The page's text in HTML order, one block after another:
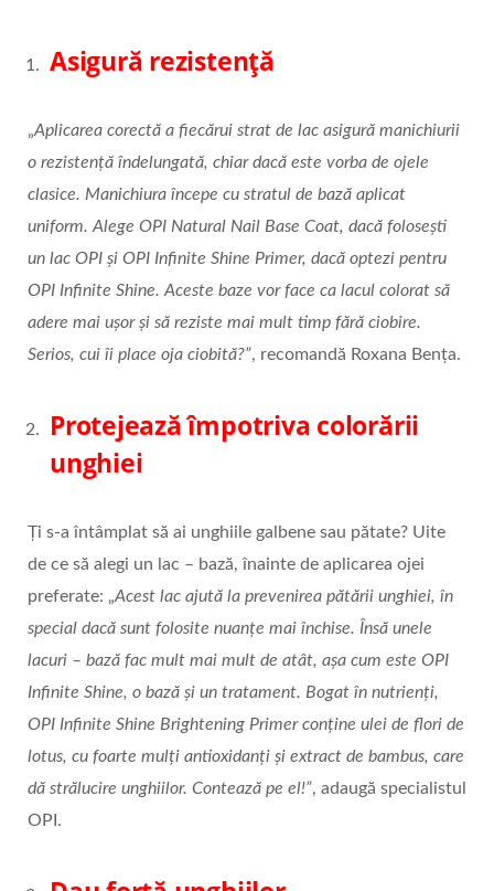
Asigură rezistență
„Aplicarea corectă a fiecărui strat de lac asigură manichiurii
o rezistență îndelungată, chiar dacă este vorba de ojele
clasice. Manichiura începe cu stratul de bază aplicat
uniform. Alege OPI Natural Nail Base Coat, dacă folosești
un lac OPI și OPI Infinite Shine Primer, dacă optezi pentru
OPI Infinite Shine. Aceste baze vor face ca lacul colorat să
adere mai ușor și să reziste mai mult timp fără ciobire.
Serios, cui îi place oja ciobită?”, recomandă Roxana Bența.
Protejează împotriva colorării
unghiei
Ți s-a întâmplat să ai unghiile galbene sau pătate? Uite
de ce să alegi un lac – bază, înainte de aplicarea ojei
preferate: „Acest lac ajută la prevenirea pătării unghiei, în
special dacă sunt folosite nuanțe mai închise. Însă unele
lacuri – bază fac mult mai mult de atât, așa cum este OPI
Infinite Shine, o bază și un tratament. Bogat în nutrienți,
OPI Infinite Shine Brightening Primer conține ulei de flori de
lotus, cu foarte mulți antioxidanți și extract de bambus, care
dă strălucire unghiilor. Contează pe el!”, adaugă specialistul
OPI.